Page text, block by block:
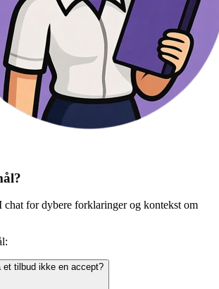
chat for dybere forklaringer og kontekst om
et tilbud ikke en accept?